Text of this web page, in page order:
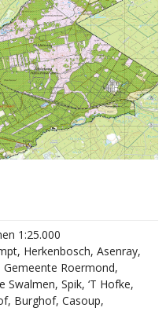
1:25.000
Herkenbosch, Asenray,
Roermond,
Spik, ‘T Hofke,
Burghof, Casoup,